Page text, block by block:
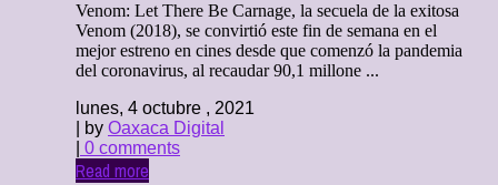
Venom: Let There Be Carnage, la secuela de la exitosa
Venom (2018), se convirtió este fin de semana en el
mejor estreno en cines desde que comenzó la pandemia
del coronavirus, al recaudar 90,1 millone ...
lunes, 4 octubre , 2021
| by Oaxaca Digital
0 comments
Read more